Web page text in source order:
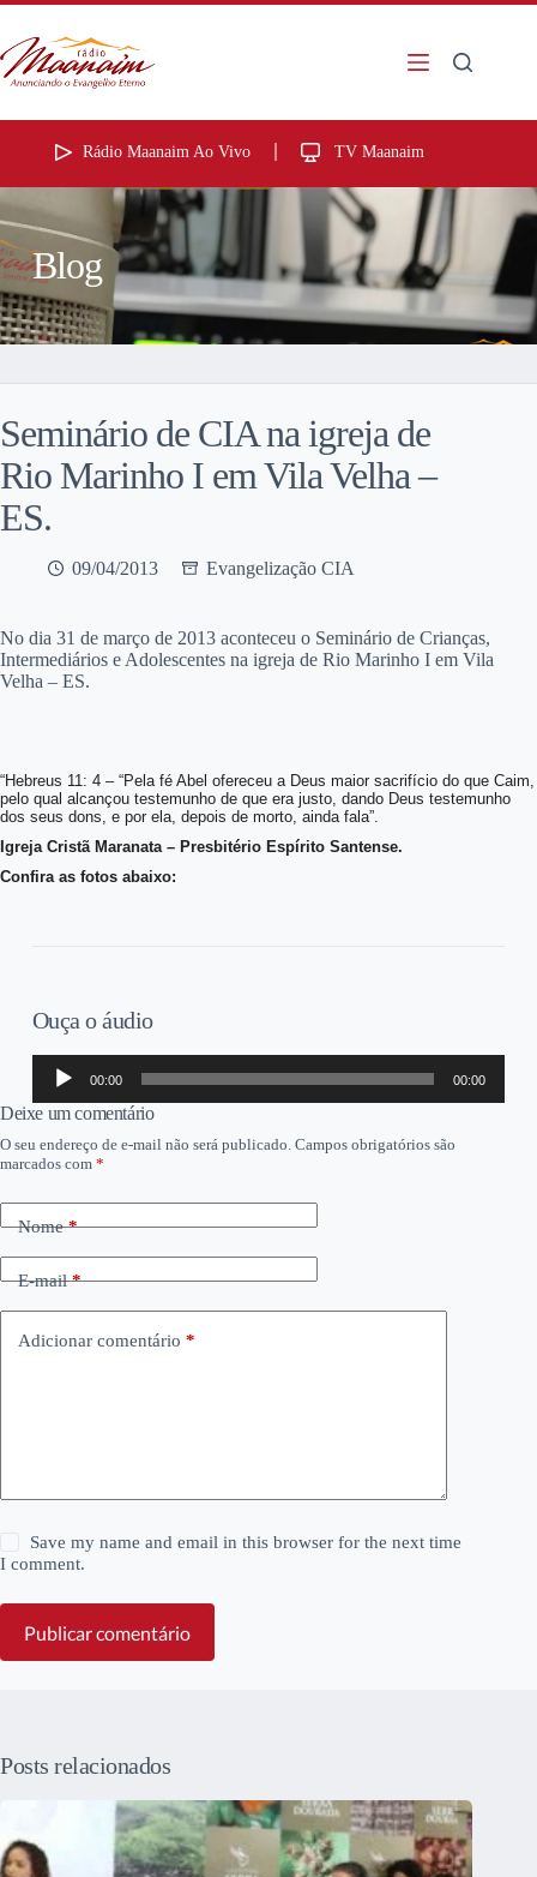
Rádio Maanaim Ao Vivo TV Maanaim
Blog
Seminário de CIA na igreja de
Rio Marinho I em Vila Velha –
ES.
09/04/2013 Evangelização CIA
No dia 31 de março de 2013 aconteceu o Seminário de Crianças,
Intermediários e Adolescentes na igreja de Rio Marinho I em Vila
Velha – ES.
“Hebreus 11: 4 – “Pela fé Abel ofereceu a Deus maior sacrifício do que Caim,
pelo qual alcançou testemunho de que era justo, dando Deus testemunho
dos seus dons, e por ela, depois de morto, ainda fala”.
Igreja Cristã Maranata – Presbitério Espírito Santense.
Confira as fotos abaixo:
Ouça o áudio
Tocador
áudio
00:00 00:00
Deixe um comentário
O seu endereço de e-mail não será publicado. Campos obrigatórios são
marcados com *
Nome*
E-mail*
Adicionar comentário *
Save my name and email in this browser for the next time
I comment.
Publicar comentário
Posts relacionados